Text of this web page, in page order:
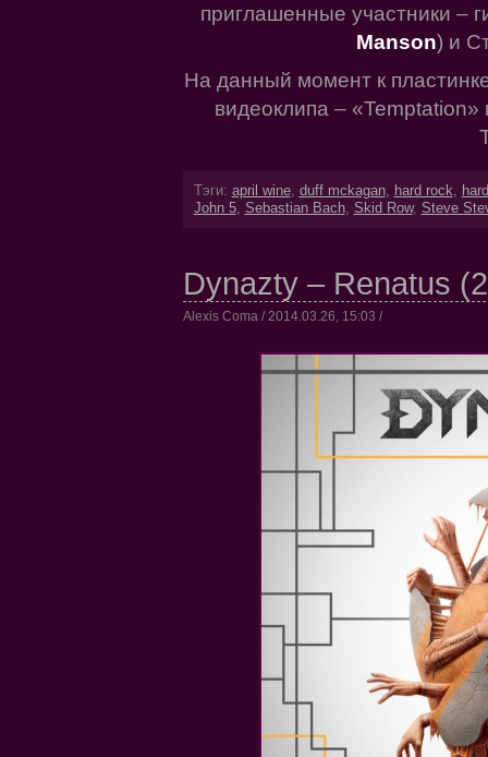
приглашенные участники –
Manson) и
На данный момент к
видеоклипа –
Тэги: april wine, duff mckagan, hard rock
John 5, Sebastian Bach, Skid Row, Steve
Dynazty – Renatus
Alexis Coma / 2014.03.26, 15:03 /